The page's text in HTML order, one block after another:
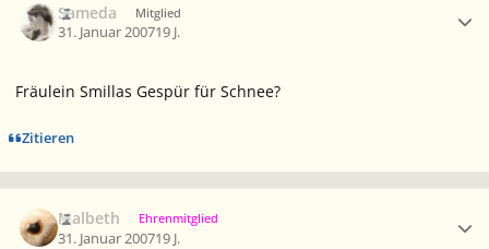
Sameda Mitglied
31. Januar 200719 J.
Fräulein Smillas Gespür für Schnee?
Zitieren
Malbeth Ehrenmitglied
31. Januar 200719 J.